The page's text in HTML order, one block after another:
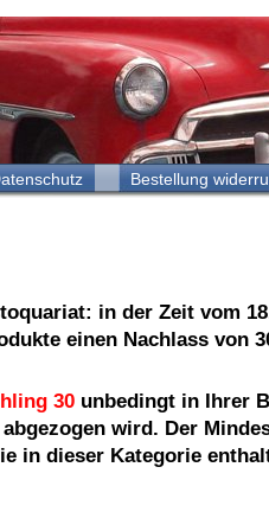
Bestellung
in der Zeit vom
einen Nachlass von
30 unbedingt in Ihrer
wird. Der
in dieser Kategorie